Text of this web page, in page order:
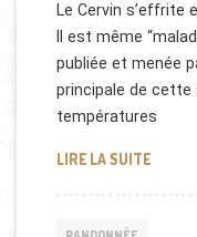
Le Cervin s’effrite
Il est même
publiée et menée
principale de
températures
LIRE LA SUITELA